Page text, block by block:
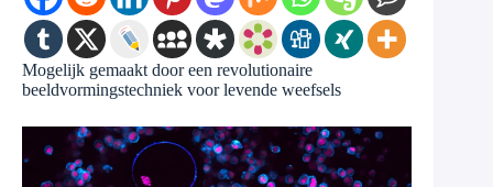
Mogelijk gemaakt door een revolutionaire
beeldvormingstechniek voor levende weefsels